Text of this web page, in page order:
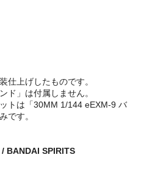
仕上げしたものです。
ド」は付属しません。
トは「30MM 1/144 eEXM-9 バ
です。
BANDAI SPIRITS